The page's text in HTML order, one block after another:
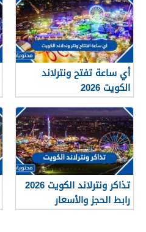
أي ساعة تفتح ونترلاند
الكويت 2026
تذاكر ونترلاند الكويت 2026
رابط الحجز والأسعار